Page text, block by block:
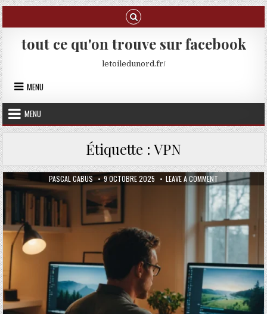
Skip to content
tout ce qu'on trouve sur facebook
letoiledunord.fr/
MENU
MENU
Étiquette : VPN
AUTHOR:
PASCAL CABUS PUBLISHED DATE:
9 OCTOBRE 2025 LEAVE A COMMENT ON VPN